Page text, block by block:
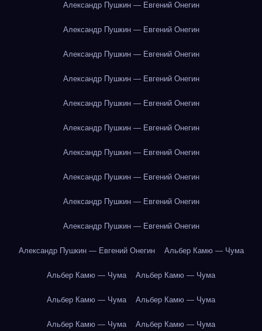
Александр Пушкин — Евгений Онегин
Александр Пушкин — Евгений Онегин
Александр Пушкин — Евгений Онегин
Александр Пушкин — Евгений Онегин
Александр Пушкин — Евгений Онегин
Александр Пушкин — Евгений Онегин
Александр Пушкин — Евгений Онегин
Александр Пушкин — Евгений Онегин
Александр Пушкин — Евгений Онегин
Александр Пушкин — Евгений Онегин
Александр Пушкин — Евгений Онегин Альбер Камю — Чума
Альбер Камю — Чума Альбер Камю — Чума
Альбер Камю — Чума Альбер Камю — Чума
Альбер Камю — Чума Альбер Камю — Чума